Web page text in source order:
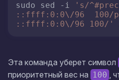
sudo sed -i
's/
::ffff:0:0\/96  100/
::ffff:0:0\/96 100/'
Эта команда уберет символ
приоритетный вес на 100 ,